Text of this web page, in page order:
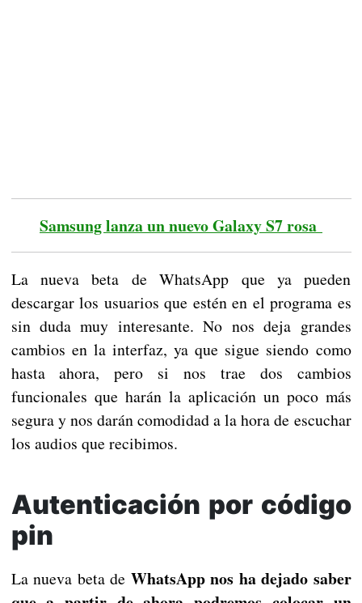
Samsung lanza un nuevo Galaxy S7 rosa
La nueva beta de WhatsApp que ya pueden
descargar los usuarios que estén en el programa es
sin duda muy interesante. No nos deja grandes
cambios en la interfaz, ya que sigue siendo como
hasta ahora, pero si nos trae dos cambios
funcionales que harán la aplicación un poco más
segura y nos darán comodidad a la hora de escuchar
los audios que recibimos.
Autenticación por código
pin
La nueva beta de WhatsApp nos ha dejado saber